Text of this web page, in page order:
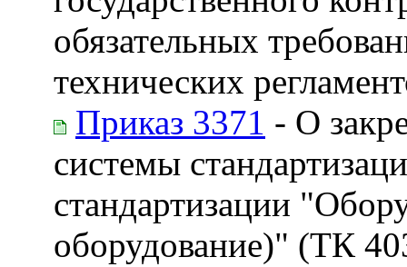
обязательных
технических
Приказ 3371 - О
системы
стандартизации
оборудование)" (ТК